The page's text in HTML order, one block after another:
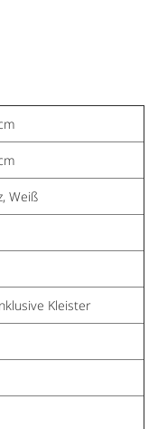
Weiß
Kleister